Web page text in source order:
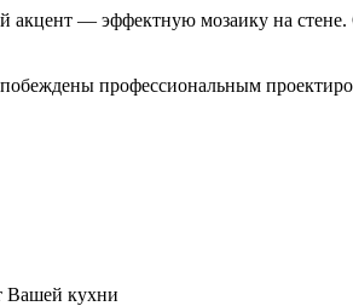
— эффектную мозаику на
профессиональным
Вaшeй куxни